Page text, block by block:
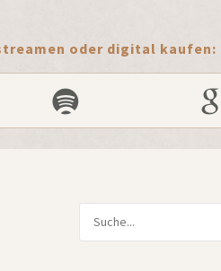
oder digital kaufen: